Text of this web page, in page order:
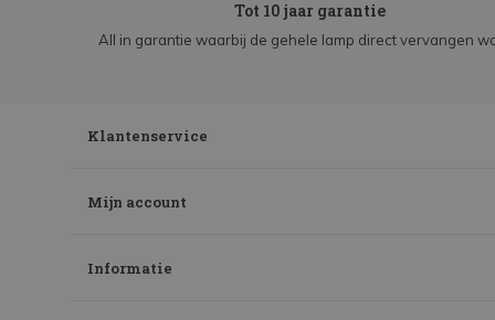
Tot 10 jaar garantie
All in garantie waarbij de gehele lamp direct vervangen
Klantenservice
Mijn account
Informatie